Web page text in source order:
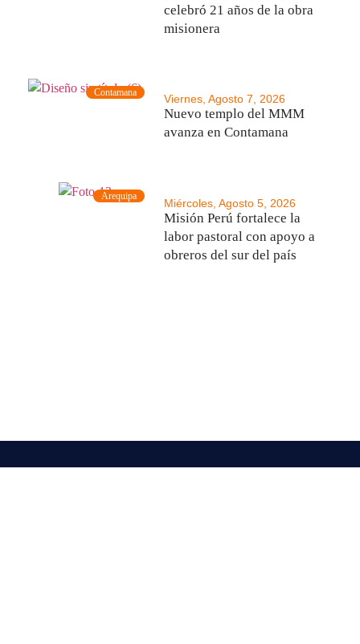
celebró 21 años de la obra
misionera
Contamana
Viernes, Agosto 7, 2026
Nuevo templo del MMM
avanza en Contamana
Arequipa
Miércoles, Agosto 5, 2026
Misión Perú fortalece la
labor pastoral con apoyo a
obreros del sur del país